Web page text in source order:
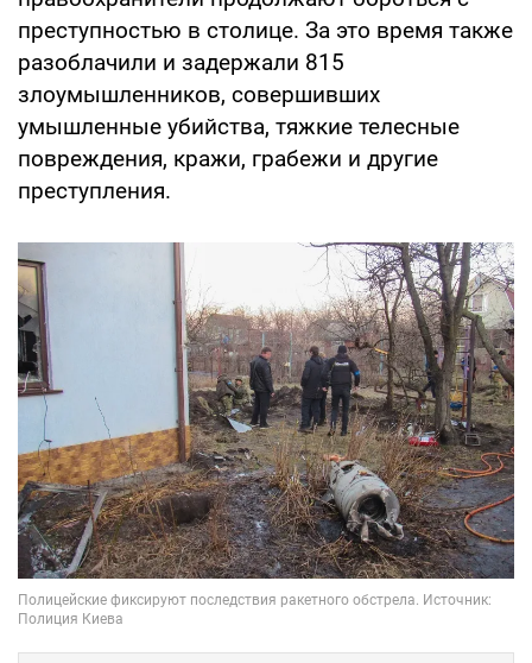
преступностью в столице. За это время также
разоблачили и задержали 815
злоумышленников, совершивших
умышленные убийства, тяжкие телесные
повреждения, кражи, грабежи и другие
преступления.